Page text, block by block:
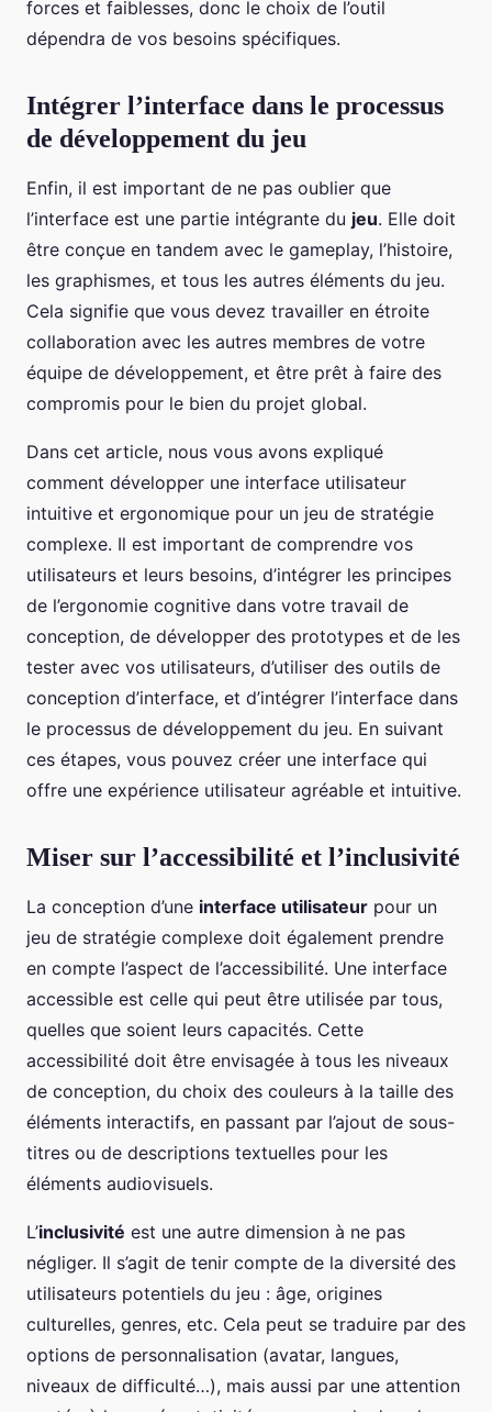
forces et faiblesses, donc le choix de l’outil
dépendra de vos besoins spécifiques.
Intégrer l’interface dans le processus
de développement du jeu
Enfin, il est important de ne pas oublier que
l’interface est une partie intégrante du jeu. Elle doit
être conçue en tandem avec le gameplay, l’histoire,
les graphismes, et tous les autres éléments du jeu.
Cela signifie que vous devez travailler en étroite
collaboration avec les autres membres de votre
équipe de développement, et être prêt à faire des
compromis pour le bien du projet global.
Dans cet article, nous vous avons expliqué
comment développer une interface utilisateur
intuitive et ergonomique pour un jeu de stratégie
complexe. Il est important de comprendre vos
utilisateurs et leurs besoins, d’intégrer les principes
de l’ergonomie cognitive dans votre travail de
conception, de développer des prototypes et de les
tester avec vos utilisateurs, d’utiliser des outils de
conception d’interface, et d’intégrer l’interface dans
le processus de développement du jeu. En suivant
ces étapes, vous pouvez créer une interface qui
offre une expérience utilisateur agréable et intuitive.
Miser sur l’accessibilité et l’inclusivité
La conception d’une interface utilisateur pour un
jeu de stratégie complexe doit également prendre
en compte l’aspect de l’accessibilité. Une interface
accessible est celle qui peut être utilisée par tous,
quelles que soient leurs capacités. Cette
accessibilité doit être envisagée à tous les niveaux
de conception, du choix des couleurs à la taille des
éléments interactifs, en passant par l’ajout de sous-
titres ou de descriptions textuelles pour les
éléments audiovisuels.
L’inclusivité est une autre dimension à ne pas
négliger. Il s’agit de tenir compte de la diversité des
utilisateurs potentiels du jeu : âge, origines
culturelles, genres, etc. Cela peut se traduire par des
options de personnalisation (avatar, langues,
niveaux de difficulté…), mais aussi par une attention